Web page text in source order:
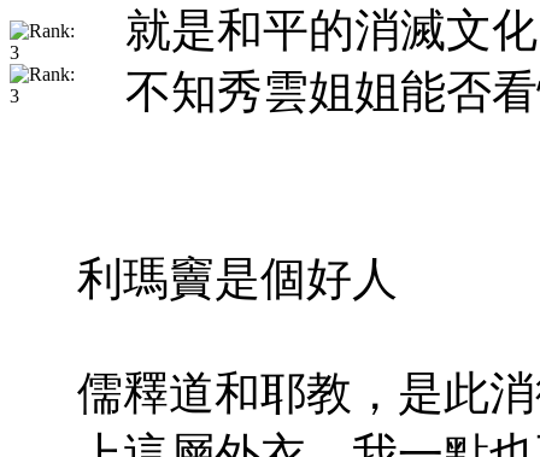
就是和平的消滅文
不知秀雲姐姐能否
利瑪竇是個好人
儒釋道和耶教，是此